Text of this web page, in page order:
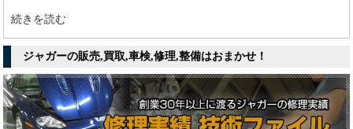
続きを読む
ジャガーの販売,買取,車検,修理,整備はおまかせ！